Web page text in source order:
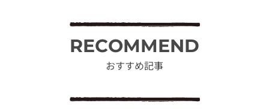
RECOMMEND
おすすめ記事